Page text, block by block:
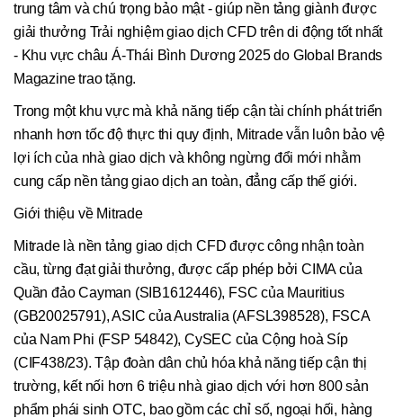
trung tâm và chú trọng bảo mật - giúp nền tảng giành được
giải thưởng Trải nghiệm giao dịch CFD trên di động tốt nhất
- Khu vực châu Á-Thái Bình Dương 2025 do Global Brands
Magazine trao tặng.
Trong một khu vực mà khả năng tiếp cận tài chính phát triển
nhanh hơn tốc độ thực thi quy định, Mitrade vẫn luôn bảo vệ
lợi ích của nhà giao dịch và không ngừng đổi mới nhằm
cung cấp nền tảng giao dịch an toàn, đẳng cấp thế giới.
Giới thiệu về Mitrade
Mitrade là nền tảng giao dịch CFD được công nhận toàn
cầu, từng đạt giải thưởng, được cấp phép bởi CIMA của
Quần đảo Cayman (SIB1612446), FSC của Mauritius
(GB20025791), ASIC của Australia (AFSL398528), FSCA
của Nam Phi (FSP 54842), CySEC của Cộng hoà Síp
(CIF438/23). Tập đoàn dân chủ hóa khả năng tiếp cận thị
trường, kết nối hơn 6 triệu nhà giao dịch với hơn 800 sản
phẩm phái sinh OTC, bao gồm các chỉ số, ngoại hối, hàng